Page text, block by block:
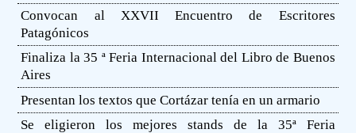
Convocan al XXVII Encuentro de Escritores
Patagónicos
Finaliza la 35 ª Feria Internacional del Libro de Buenos
Aires
Presentan los textos que Cortázar tenía en un armario
Se eligieron los mejores stands de la 35ª Feria